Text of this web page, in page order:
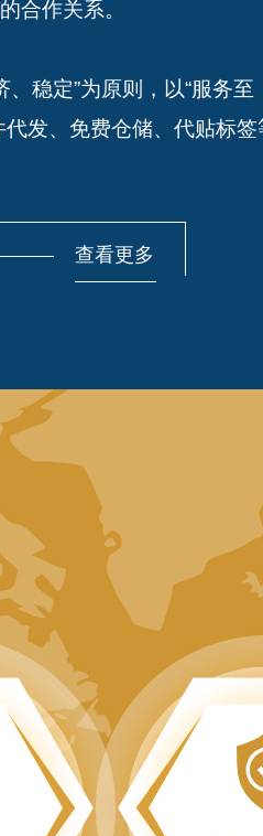
合作关系。
稳定”为原则，以“服务至
代发、免费仓储、代贴标签
查看更多